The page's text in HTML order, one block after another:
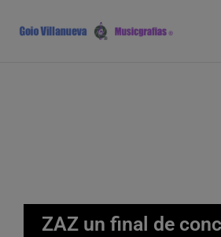
contenido
ZAZ un final de